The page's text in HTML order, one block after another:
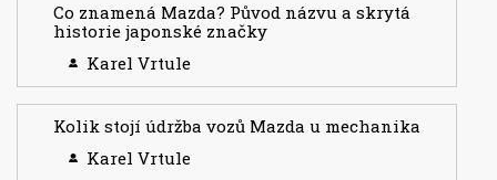
Co znamená Mazda? Původ názvu a skrytá
historie japonské značky
Karel Vrtule
Kolik stojí údržba vozů Mazda u mechanika
Karel Vrtule